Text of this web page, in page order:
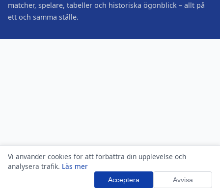
Vi använder cookies för att förbättra din upplevelse och
analysera trafik. Läs mer
Acceptera Avvisa
matcher, spelare, tabeller och historiska ögonblick – allt på
ett och samma ställe.